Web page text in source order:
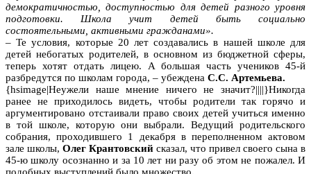
демократичностью, доступностью для детей разного уровня
подготовки. Школа учит детей быть социально
состоятельными, активными гражданами».
– Те условия, которые 20 лет создавались в нашей школе для
детей небогатых родителей, в основном из бюджетной сферы,
теперь хотят отдать лицею. А большая часть учеников 45-й
разбредутся по школам города, – убеждена С.С. Артемьева.
{hsimage|Неужели наше мнение ничего не значит?||||}Никогда
ранее не приходилось видеть, чтобы родители так горячо и
аргументировано отстаивали право своих детей учиться именно
в той школе, которую они выбрали. Ведущий родительского
собрания, проходившего 1 декабря в переполненном актовом
зале школы, Олег Крантовский сказал, что привел своего сына в
45-ю школу осознанно и за 10 лет ни разу об этом не пожалел. И